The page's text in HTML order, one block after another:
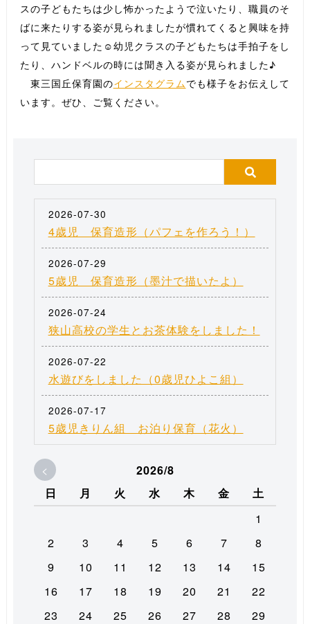
スの子どもたちは少し怖かったようで泣いたり、職員のそ
ばに来たりする姿が見られましたが慣れてくると興味を持
って見ていました☺️幼児クラスの子どもたちは手拍子をし
たり、ハンドベルの時には聞き入る姿が見られました♪
東三国丘保育園のインスタグラムでも様子をお伝えして
います。ぜひ、ご覧ください。
2026-07-30
4歳児 保育造形（パフェを作ろう！）
2026-07-29
5歳児 保育造形（墨汁で描いたよ）
2026-07-24
狭山高校の学生とお茶体験をしました！
2026-07-22
水遊びをしました（0歳児ひよこ組）
2026-07-17
5歳児きりん組 お泊り保育（花火）
<
2026/8
日
月 火 水 木 金
土
1
2
3 4 5 6 7
8
9
10 11 12 13 14
15
16
17 18 19 20 21
22
23
24 25 26 27 28 29